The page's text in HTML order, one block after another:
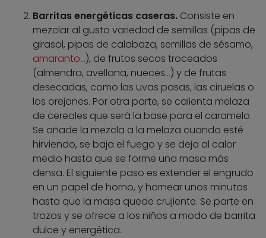
Barritas energéticas caseras. Consiste en
mezclar al gusto variedad de semillas (pipas de
girasol, pipas de calabaza, semillas de sésamo,
amaranto…), de frutos secos troceados
(almendra, avellana, nueces…) y de frutas
desecadas, como las uvas pasas, las ciruelas o
los orejones. Por otra parte, se calienta melaza
de cereales que será la base para el caramelo.
Se añade la mezcla a la melaza cuando esté
hirviendo, se baja el fuego y se deja al calor
medio hasta que se forme una masa más
densa. El siguiente paso es extender el engrudo
en un papel de horno, y hornear unos minutos
hasta que la masa quede crujiente. Se parte en
trozos y se ofrece a los niños a modo de barrita
dulce y energética.